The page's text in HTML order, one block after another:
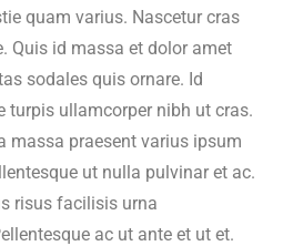
quam varius. Nascetur cras
Quis id massa et dolor amet
sodales quis ornare. Id
turpis ullamcorper nibh ut cras.
massa praesent varius ipsum
ut nulla pulvinar et ac.
risus facilisis urna
ac ut ante et ut et.